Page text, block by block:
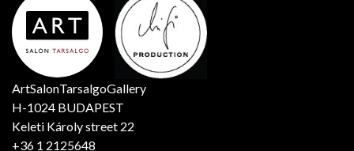
ArtSalonTarsalgoGallery
H-1024 BUDAPEST
Keleti Károly street 22
+36 1 2125648